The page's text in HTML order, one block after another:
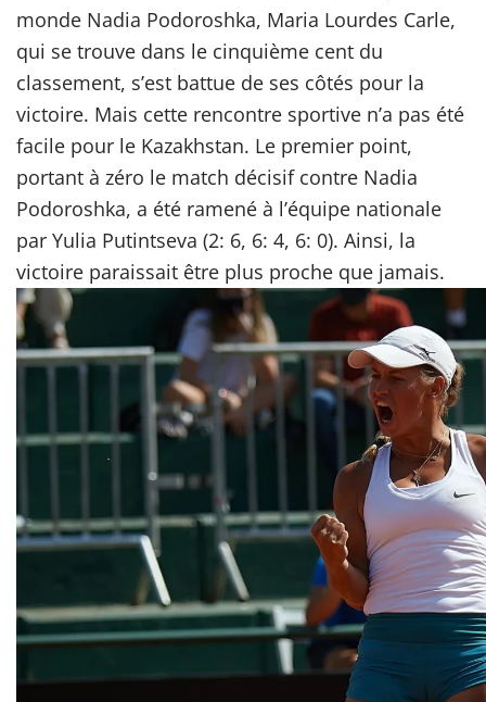
monde Nadia Podoroshka, Maria Lourdes Carle,
qui se trouve dans le cinquième cent du
classement, s’est battue de ses côtés pour la
victoire. Mais cette rencontre sportive n’a pas été
facile pour le Kazakhstan. Le premier point,
portant à zéro le match décisif contre Nadia
Podoroshka, a été ramené à l’équipe nationale
par Yulia Putintseva (2: 6, 6: 4, 6: 0). Ainsi, la
victoire paraissait être plus proche que jamais.